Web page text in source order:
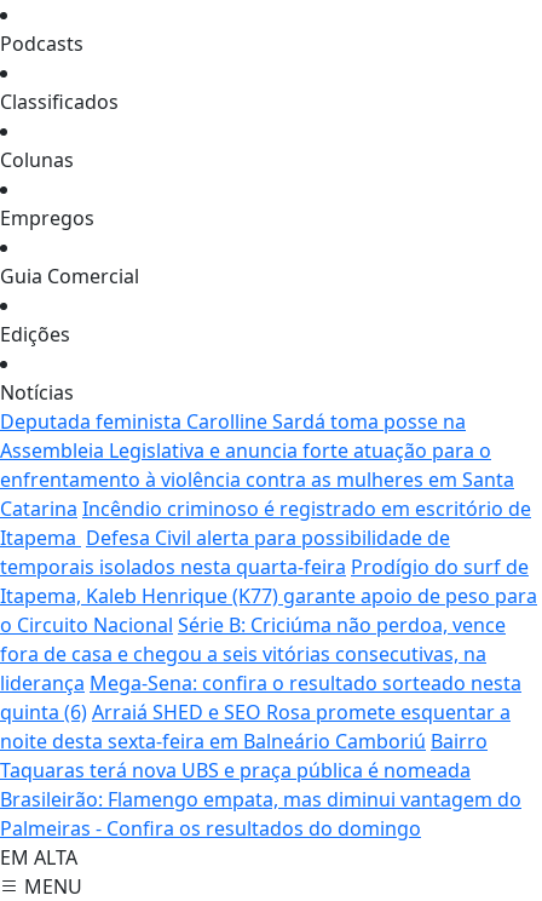
Podcasts
Classificados
Colunas
Empregos
Guia Comercial
Edições
Notícias
Deputada feminista Carolline Sardá toma posse na
Assembleia Legislativa e anuncia forte atuação para o
enfrentamento à violência contra as mulheres em Santa
Catarina Incêndio criminoso é registrado em escritório de
Itapema Defesa Civil alerta para possibilidade de
temporais isolados nesta quarta-feira Prodígio do surf de
Itapema, Kaleb Henrique (K77) garante apoio de peso para
o Circuito Nacional Série B: Criciúma não perdoa, vence
fora de casa e chegou a seis vitórias consecutivas, na
liderança Mega-Sena: confira o resultado sorteado nesta
quinta (6)Arraiá SHED e SEO Rosa promete esquentar a
noite desta sexta-feira em Balneário Camboriú Bairro
Taquaras terá nova UBS e praça pública é nomeada
Brasileirão: Flamengo empata, mas diminui vantagem do
Palmeiras - Confira os resultados do domingo
EM ALTA
MENU